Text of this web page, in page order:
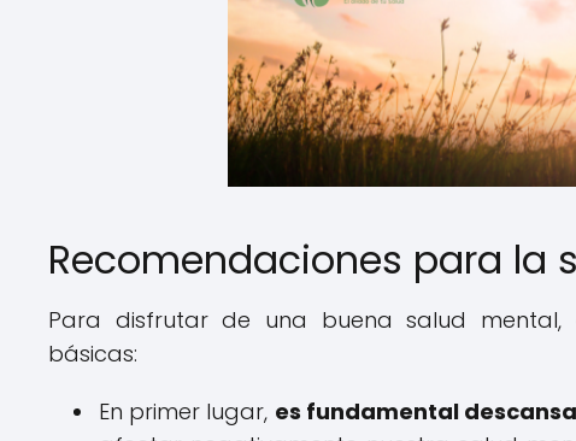
Recomendaciones para la
Para disfrutar de una buena salud mental,
básicas:
En primer lugar, es fundamental